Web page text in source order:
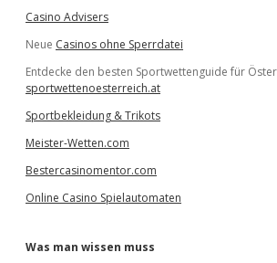
Casino Advisers
Neue Casinos ohne Sperrdatei
Entdecke den besten Sportwettenguide für
sportwettenoesterreich.at
Sportbekleidung & Trikots
Meister-Wetten.com
Bestercasinomentor.com
Online Casino Spielautomaten
Was man wissen muss